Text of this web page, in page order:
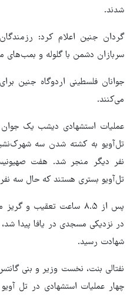
شدند.
گردان جنین اعلام کرد:
سربازان دشمن با گلوله و بمب‌های
جوانان فلسطینی اردوگاه جنین
می‌کنند.
عملیات استشهادی دیشب یک جوان
تل‌آویو به کشته شدن سه
نفر دیگر منجر شد. هفت
تل‌آویو بستری هستند که حال سه
در نزدیکی مسجدی در یافا پیدا
شهادت رسید.
نفتالی بنت، نخست وزیر و بنی